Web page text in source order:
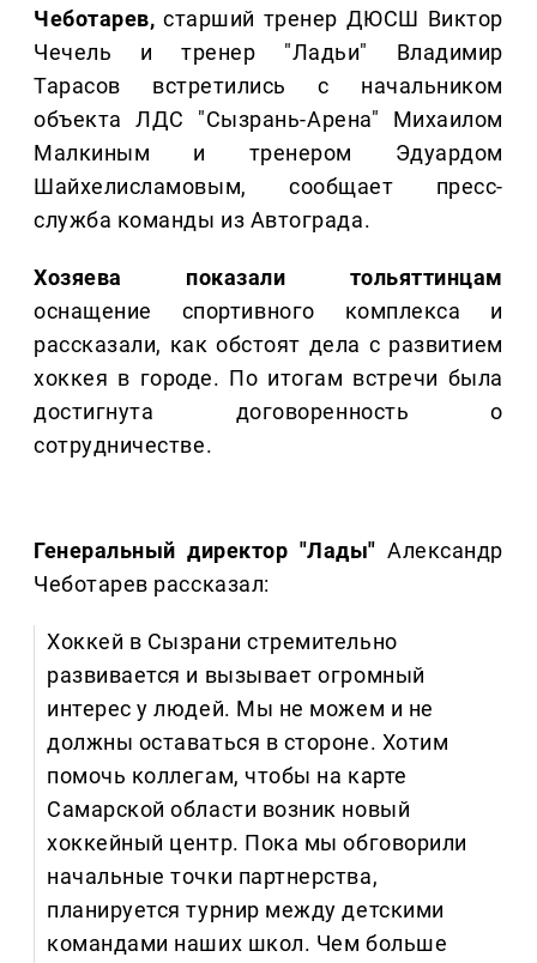
Чеботарев, старший тренер ДЮСШ Виктор
Чечель и тренер "Ладьи" Владимир
Тарасов встретились с начальником
объекта ЛДС "Сызрань-Арена" Михаилом
Малкиным и тренером Эдуардом
Шайхелисламовым, сообщает пресс-
служба команды из Автограда.
Хозяева показали тольяттинцам
оснащение спортивного комплекса и
рассказали, как обстоят дела с развитием
хоккея в городе. По итогам встречи была
достигнута договоренность о
сотрудничестве.
Генеральный директор "Лады" Александр
Чеботарев рассказал:
Хоккей в Сызрани стремительно
развивается и вызывает огромный
интерес у людей. Мы не можем и не
должны оставаться в стороне. Хотим
помочь коллегам, чтобы на карте
Самарской области возник новый
хоккейный центр. Пока мы обговорили
начальные точки партнерства,
планируется турнир между детскими
командами наших школ. Чем больше